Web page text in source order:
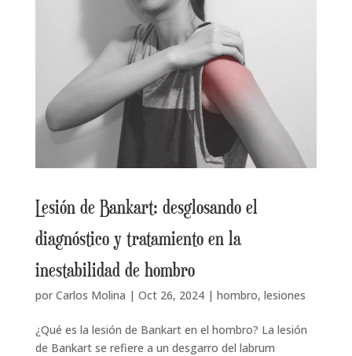
Lesión de Bankart: desglosando el
diagnóstico y tratamiento en la
inestabilidad de hombro
por Carlos Molina | Oct 26, 2024| hombro, lesiones
¿Qué es la lesión de Bankart en el hombro? La lesión
de Bankart se refiere a un desgarro del labrum